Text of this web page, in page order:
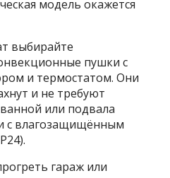
модель окажется
выбирайте
пушки с
и термостатом. Они
и не требуют
или подвала
с влагозащищённым
гараж или